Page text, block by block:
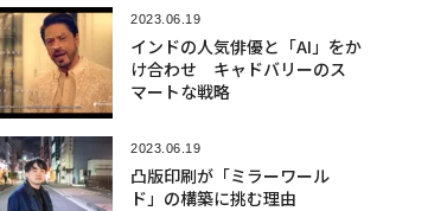
2023.06.19
インドの人気俳優と「AI」をか
け合わせ キャドバリーのス
マートな戦略
2023.06.19
凸版印刷が「ミラーワール
ド」の構築に挑む理由